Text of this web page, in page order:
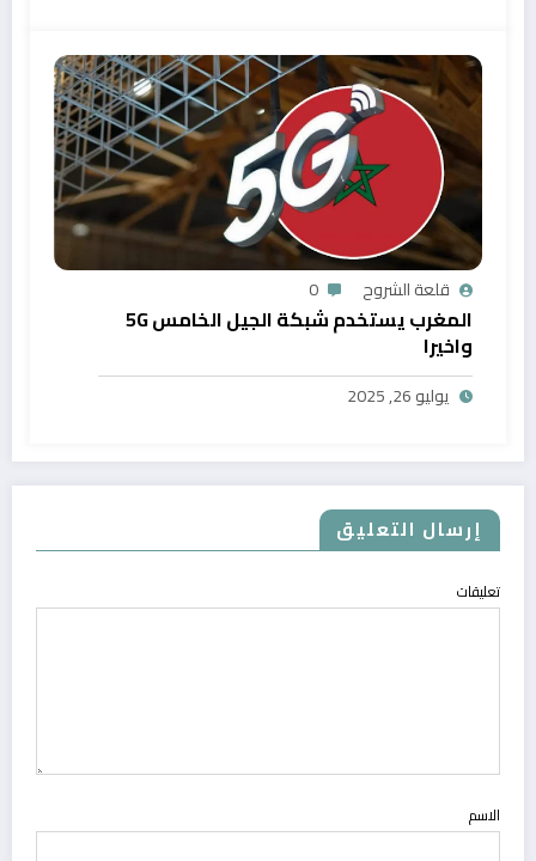
قلعة الشروح 0
المغرب يستخدم شبكة الجيل الخامس 5G
واخيرا
يوليو 26, 2025
إرسال التعليق
تعليقات
الاسم